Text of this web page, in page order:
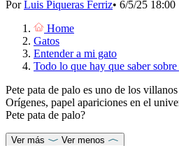
PorLuis Piqueras Ferriz• 6/5/25 18:00
Home
Gatos
Entender a mi gato
Todo lo que hay que saber sobre
Pete pata de palo es uno de los
Orígenes, papel apariciones en el
Pete pata de palo?
Ver más
Ver menos